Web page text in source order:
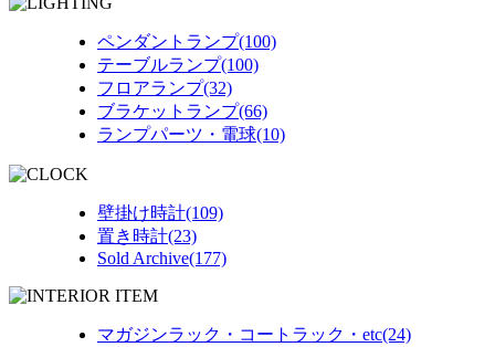
ペンダントランプ(100)
テーブルランプ(100)
フロアランプ(32)
ブラケットランプ(66)
ランプパーツ・電球(10)
壁掛け時計(109)
置き時計(23)
Sold Archive(177)
マガジンラック・コートラック・etc(24)